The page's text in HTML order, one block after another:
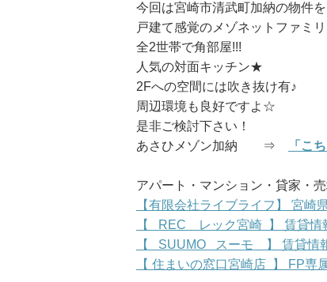
今回は宮崎市清武町加納の物件を
戸建て感覚のメゾネットファミ
全2世帯で角部屋!!!
人気の対面キッチン★
2Fへの空間には吹き抜け有♪
周辺環境も良好ですよ☆
是非ご検討下さい！
あさひメゾン加納 ⇒
「こ
アパート・マンション・貸家・
【有限会社ライブライフ】 宮崎
【 REC レック宮崎 】 賃貸情
【 SUUMO スーモ 】 賃貸情
【 住まいの窓口宮崎店 】 FP専